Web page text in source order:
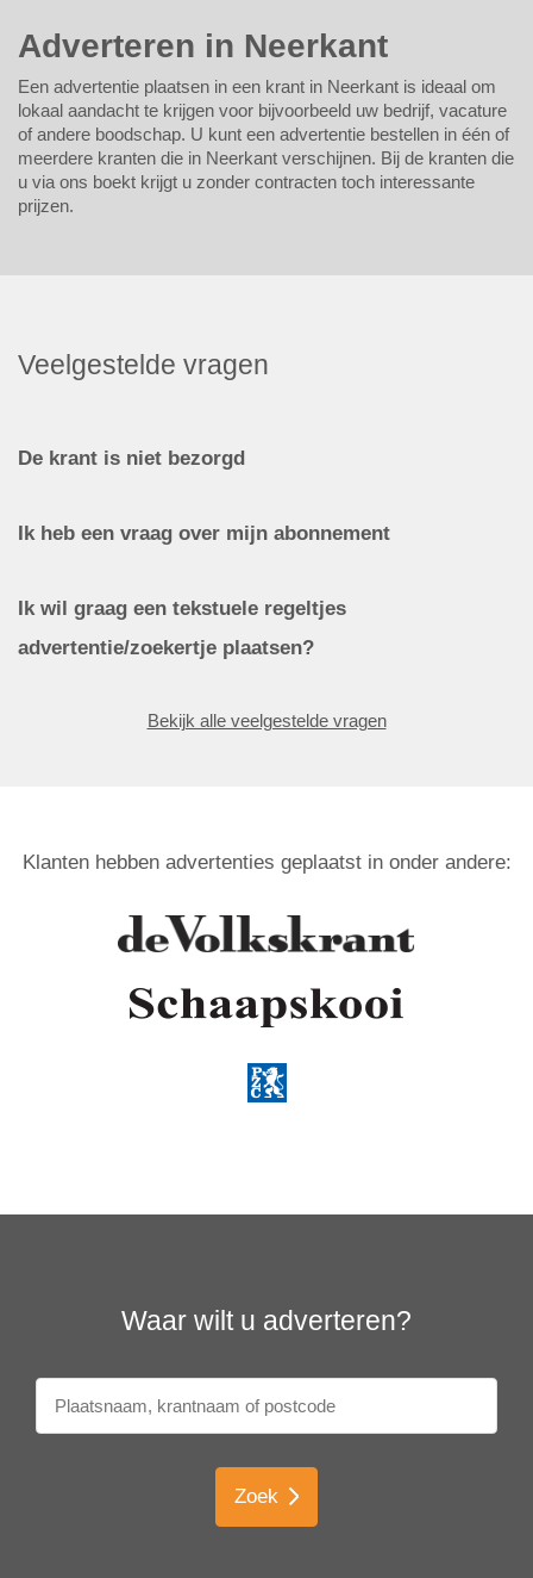
Adverteren in Neerkant
Een advertentie plaatsen in een krant in Neerkant is ideaal om
lokaal aandacht te krijgen voor bijvoorbeeld uw bedrijf, vacature
of andere boodschap. U kunt een advertentie bestellen in één of
meerdere kranten die in Neerkant verschijnen. Bij de kranten die
u via ons boekt krijgt u zonder contracten toch interessante
prijzen.
Veelgestelde vragen
De krant is niet bezorgd
Ik heb een vraag over mijn abonnement
Ik wil graag een tekstuele regeltjes
advertentie/zoekertje plaatsen?
Bekijk alle veelgestelde vragen
Klanten hebben advertenties geplaatst in onder andere:
Waar wilt u adverteren?
Zoek